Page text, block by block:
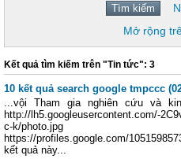
Mở rộng
Kết quả tìm kiếm trên "Tin tức": 3
10 kết quả search google tmpccc
...vội Tham gia nghiên cứu và
http://lh5.googleusercontent.com/-
c-k/
https://profiles.google.com/
kết quả này...